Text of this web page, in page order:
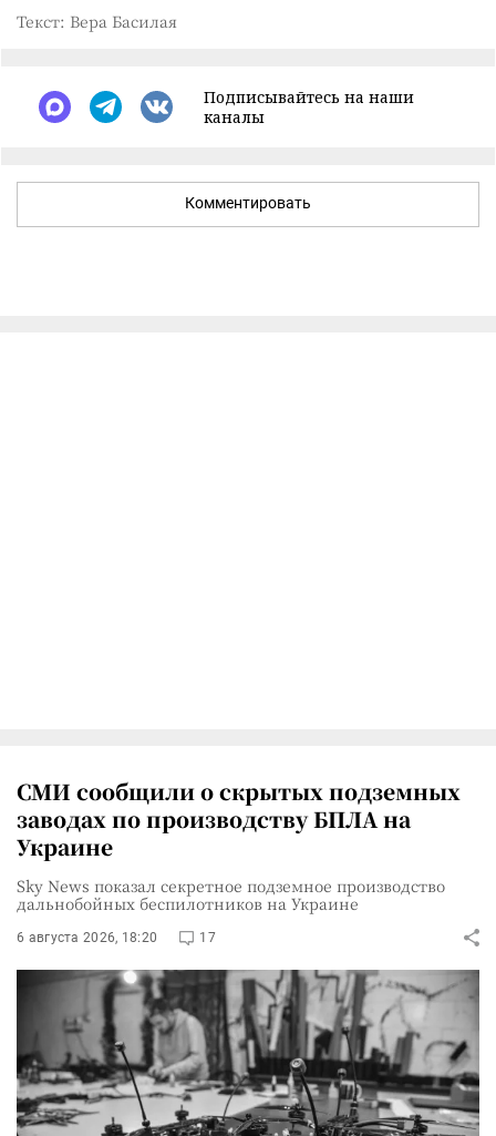
Текст: Вера Басилая
Подписывайтесь на наши
каналы
Комментировать
СМИ сообщили о скрытых подземных
заводах по производству БПЛА на
Украине
Sky News показал секретное подземное производство
дальнобойных беспилотников на Украине
6 августа 2026, 18:20 17